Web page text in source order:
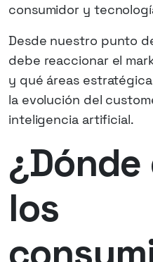
consumidor y
Desde nuestro punto
debe reaccionar el
y qué áreas
la evolución del
inteligencia artificial.
los